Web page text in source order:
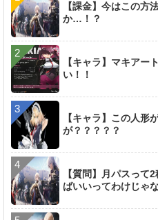
【課金】今はこの方
か…！？
【キャラ】マキアー
い！！
【キャラ】この人形
が？？？？？
【質問】月パスって
ばいいってわけじゃ